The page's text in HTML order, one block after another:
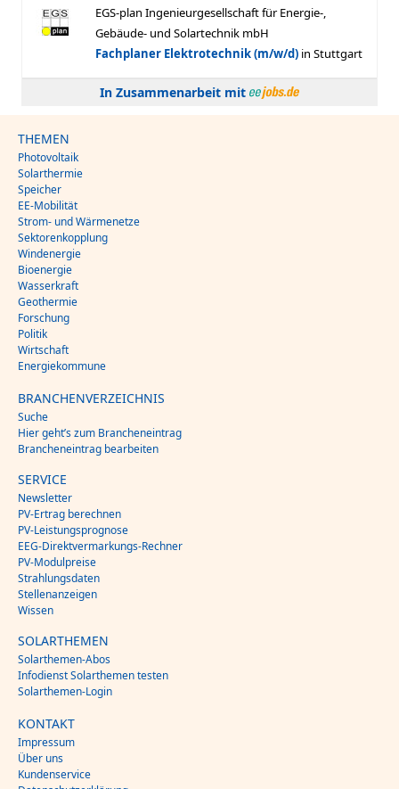
In Zusammenarbeit mit
THEMEN
Photovoltaik
Solarthermie
Speicher
EE-Mobilität
Strom- und Wärmenetze
Sektorenkopplung
Windenergie
Bioenergie
Wasserkraft
Geothermie
Forschung
Politik
Wirtschaft
Energiekommune
BRANCHENVERZEICHNIS
Suche
Hier geht’s zum Brancheneintrag
Brancheneintrag bearbeiten
SERVICE
Newsletter
PV-Ertrag berechnen
PV-Leistungsprognose
EEG-Direktvermarkungs-Rechner
PV-Modulpreise
Strahlungsdaten
Stellenanzeigen
Wissen
SOLARTHEMEN
Solarthemen-Abos
Infodienst Solarthemen testen
Solarthemen-Login
KONTAKT
Impressum
Über uns
Kundenservice